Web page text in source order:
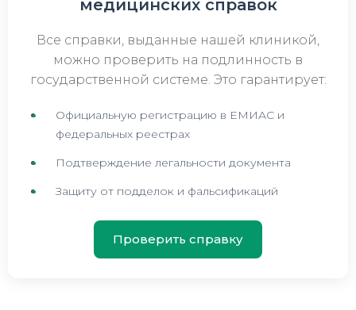
медицинских справок
Все справки, выданные нашей клиникой,
можно проверить на подлинность в
государственной системе. Это гарантирует:
Официальную регистрацию в ЕМИАС и
федеральных реестрах
Подтверждение легальности документа
Защиту от подделок и фальсификаций
Проверить справку